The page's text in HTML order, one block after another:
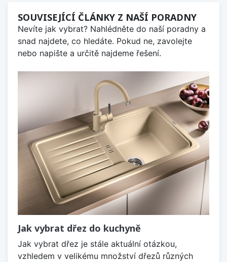
SOUVISEJÍCÍ ČLÁNKY Z NAŠÍ PORADNY
Nevíte jak vybrat? Nahlédněte do naší poradny a
snad najdete, co hledáte. Pokud ne, zavolejte
nebo napište a určitě najdeme řešení.
Jak vybrat dřez do kuchyně
Jak vybrat dřez je stále aktuální otázkou,
vzhledem v velikému množství dřezů různých